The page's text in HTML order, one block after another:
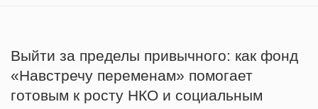
Выйти за пределы привычного: как фонд
«Навстречу переменам» помогает
готовым к росту НКО и социальным